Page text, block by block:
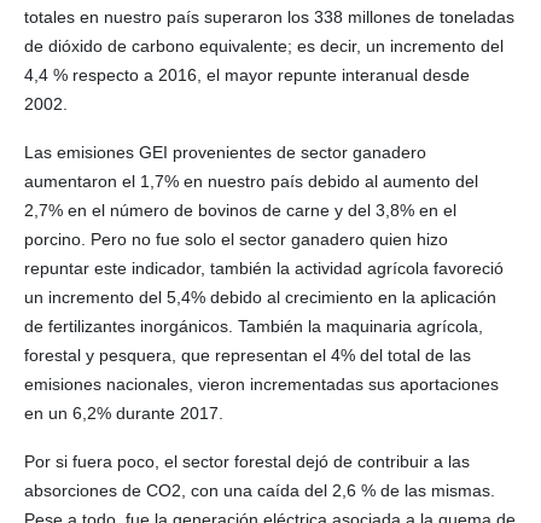
totales en nuestro país superaron los 338 millones de toneladas
de dióxido de carbono equivalente; es decir, un incremento del
4,4 % respecto a 2016, el mayor repunte interanual desde
2002.
Las emisiones GEI provenientes de sector ganadero
aumentaron el 1,7% en nuestro país debido al aumento del
2,7% en el número de bovinos de carne y del 3,8% en el
porcino. Pero no fue solo el sector ganadero quien hizo
repuntar este indicador, también la actividad agrícola favoreció
un incremento del 5,4% debido al crecimiento en la aplicación
de fertilizantes inorgánicos. También la maquinaria agrícola,
forestal y pesquera, que representan el 4% del total de las
emisiones nacionales, vieron incrementadas sus aportaciones
en un 6,2% durante 2017.
Por si fuera poco, el sector forestal dejó de contribuir a las
absorciones de CO2, con una caída del 2,6 % de las mismas.